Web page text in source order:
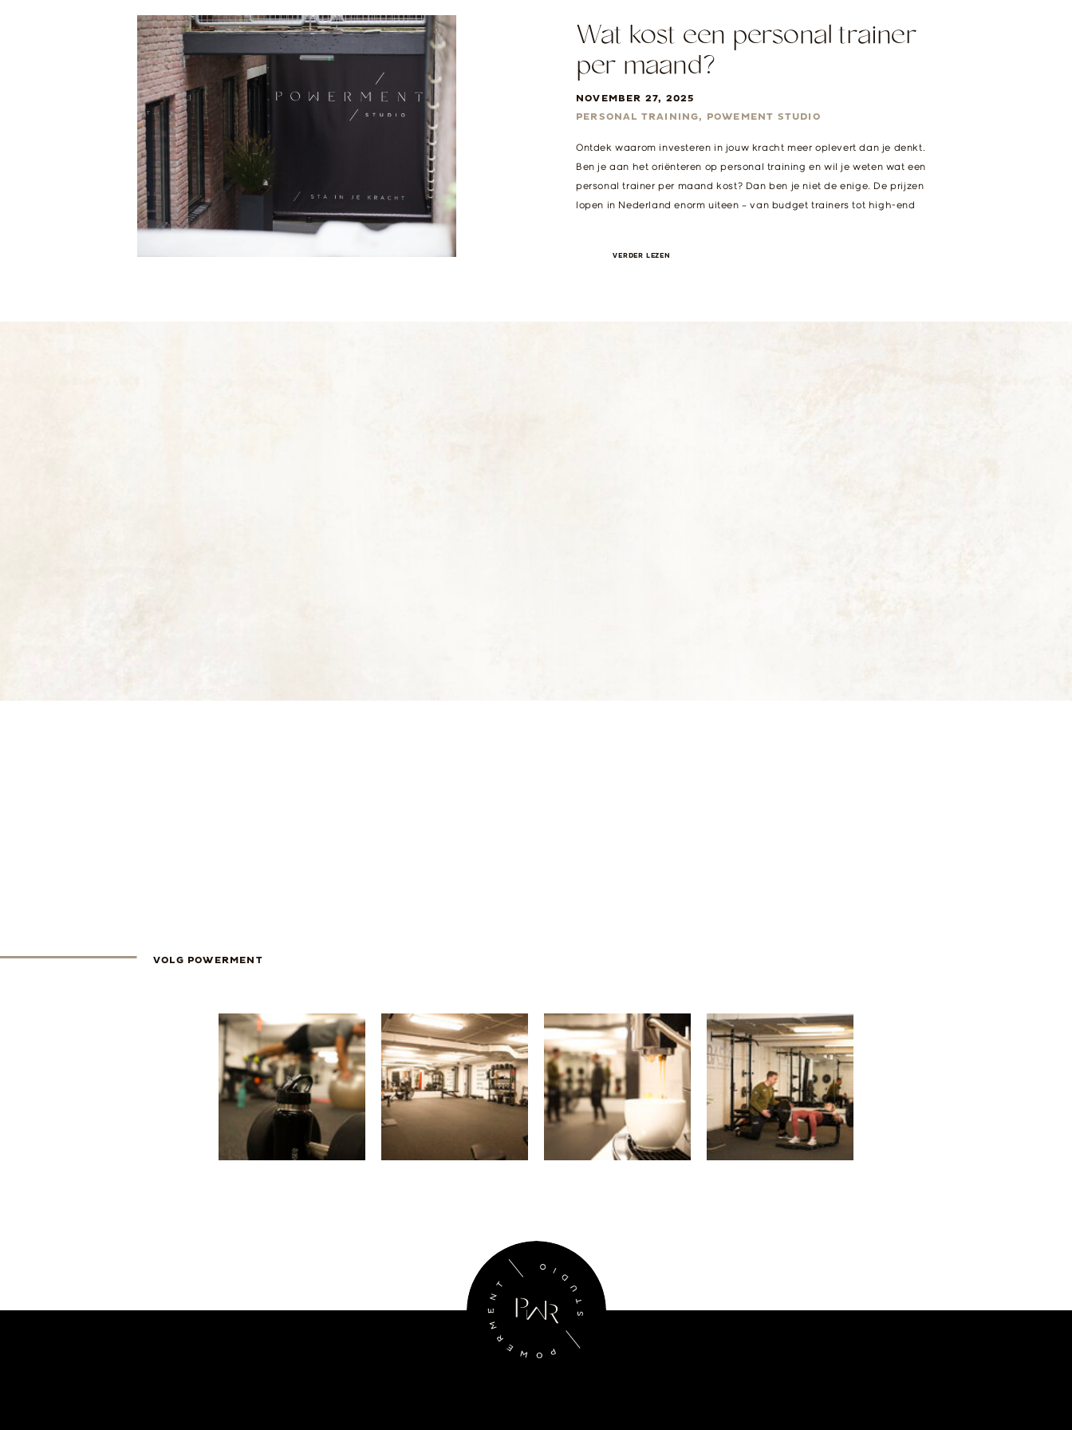
Ontdek waarom investeren in jouw kracht meer oplevert dan je denkt.
Ben je aan het oriënteren op personal training en wil je weten wat een
personal trainer per maand kost? Dan ben je niet de enige. De prijzen
lopen in Nederland enorm uiteen – van budget trainers tot high-end
PERSONAL TRAINING, POWEMENT STUDIO
NOVEMBER 27, 2025
Wat kost een personal trainer
per maand?
VERDER LEZEN
VOLG POWERMENT